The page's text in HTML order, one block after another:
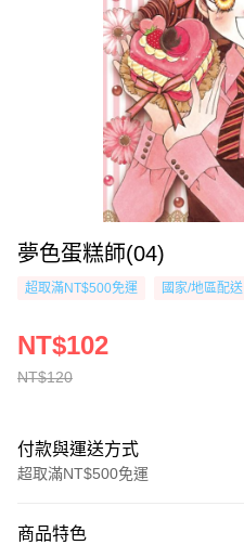
夢色蛋糕師(04)
超取滿NT$500免運 國家/地區配送
NT$120
NT$102
付款與運送方式
超取滿NT$500免運
信用卡一次付款
商品特色